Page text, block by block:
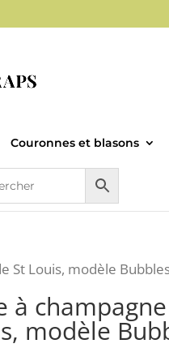
Couronnes et blasons
St Louis, modèle
à
modèle